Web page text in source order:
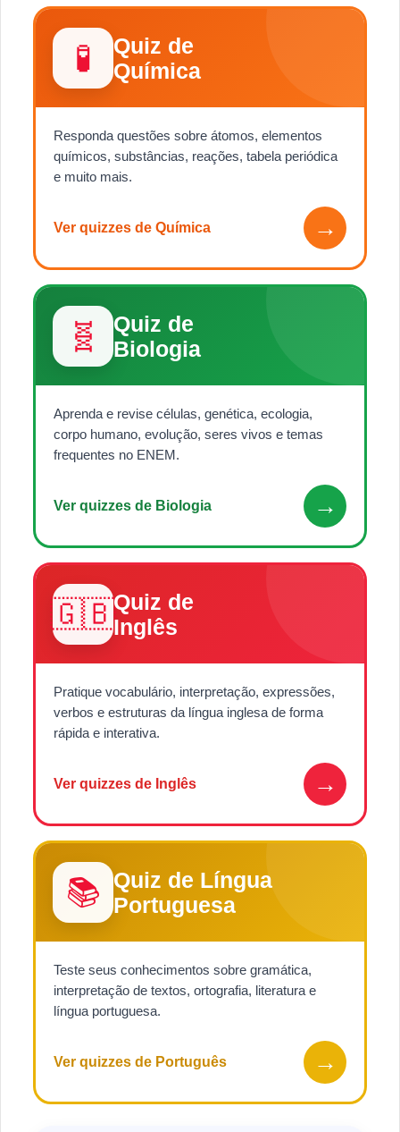
🧪
Quiz de
Química
Responda questões sobre átomos, elementos
químicos, substâncias, reações, tabela periódica
e muito mais.
Ver quizzes de Química →
🧬
Quiz de
Biologia
Aprenda e revise células, genética, ecologia,
corpo humano, evolução, seres vivos e temas
frequentes no ENEM.
Ver quizzes de Biologia →
🇬🇧Quiz de
Inglês
Pratique vocabulário, interpretação, expressões,
verbos e estruturas da língua inglesa de forma
rápida e interativa.
Ver quizzes de Inglês →
📚
Quiz de Língua
Portuguesa
Teste seus conhecimentos sobre gramática,
interpretação de textos, ortografia, literatura e
língua portuguesa.
Ver quizzes de Português →